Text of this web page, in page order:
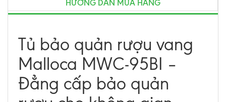
HƯỚNG DẪN MUA HÀNG
Tủ bảo quản rượu vang
Malloca MWC-95BI –
Đẳng cấp bảo quản